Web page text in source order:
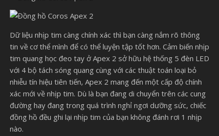
Dữ liệu nhịp tim càng chính xác thì bạn càng nắm rõ thông
tin về cơ thể mình để có thể luyện tập tốt hơn. Cảm biến nhịp
tim quang học đeo tay ở Apex 2 sở hữu hệ thống 5 đèn LED
với 4 bộ tách sóng quang cùng với các thuật toán loại bỏ
nhiễu tín hiệu tiên tiến, Apex 2 mang đến một cấp độ chính
xác mới về nhịp tim. Dù là bạn đang di chuyển trên các cung
đường hay đang trong quá trình nghỉ ngơi dưỡng sức, chiếc
đồng hồ đều ghi lại nhịp tim của bạn không đánh rơi 1 nhịp
nào.